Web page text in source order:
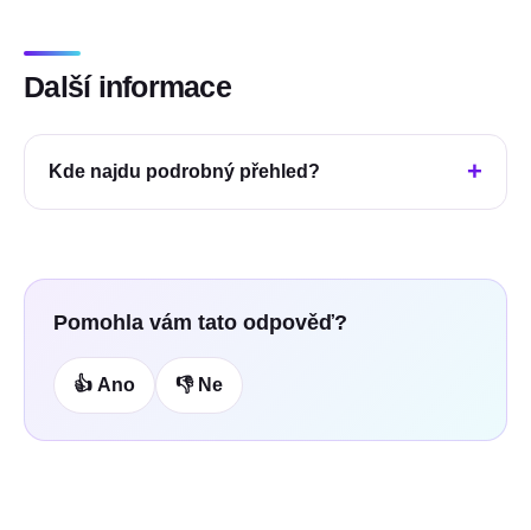
Další informace
Kde najdu podrobný přehled?
Pomohla vám tato odpověď?
👍 Ano 👎 Ne